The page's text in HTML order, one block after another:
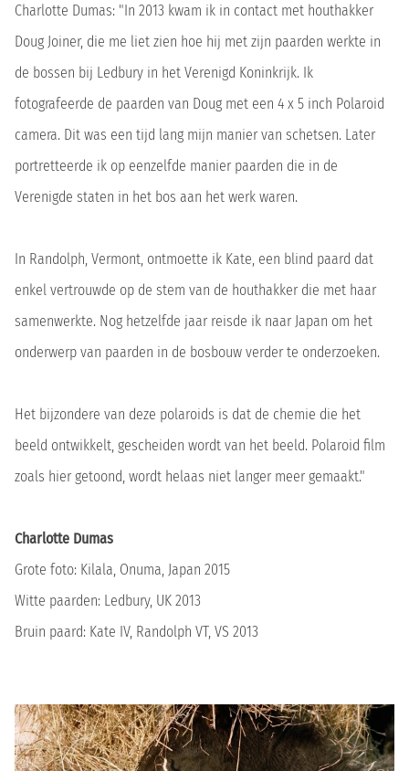
Charlotte Dumas: "In 2013 kwam ik in contact met houthakker
Doug Joiner, die me liet zien hoe hij met zijn paarden werkte in
de bossen bij Ledbury in het Verenigd Koninkrijk. Ik
fotografeerde de paarden van Doug met een 4 x 5 inch Polaroid
camera. Dit was een tijd lang mijn manier van schetsen. Later
portretteerde ik op eenzelfde manier paarden die in de
Verenigde staten in het bos aan het werk waren.
In Randolph, Vermont, ontmoette ik Kate, een blind paard dat
enkel vertrouwde op de stem van de houthakker die met haar
samenwerkte. Nog hetzelfde jaar reisde ik naar Japan om het
onderwerp van paarden in de bosbouw verder te onderzoeken.
Het bijzondere van deze polaroids is dat de chemie die het
beeld ontwikkelt, gescheiden wordt van het beeld. Polaroid film
zoals hier getoond, wordt helaas niet langer meer gemaakt."
Charlotte Dumas
Grote foto: Kilala, Onuma, Japan 2015
Witte paarden: Ledbury, UK 2013
Bruin paard: Kate IV, Randolph VT, VS 2013